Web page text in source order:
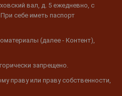
вал, д. 5 ежедневно, с
себе иметь паспорт
(далее - Контент),
запрещено.
праву или праву собственности,